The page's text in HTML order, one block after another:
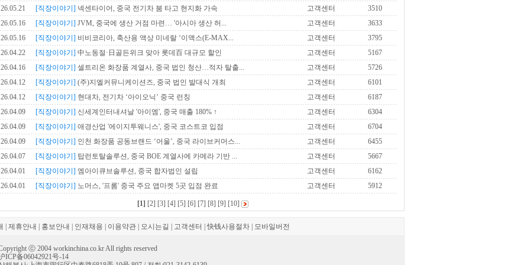
26.05.21 [직장이야기] 넥센타이어, 중국 전기차 붐 타고 현지화 가속 고객센터
3510
26.05.16
[직장이야기] JVM, 중국에 생산 거점 마련… '아시아 생산 허... 고객센터
3633
26.05.16
[직장이야기] 비비코리아, 축산용 액상 미네랄 ‘이맥스(E-MAX... 고객센터
3795
26.04.22
[직장이야기] 中노동절·日골든위크 맞아 롯데百 대규모 할인 고객센터
5167
26.04.16
[직장이야기] 셀트리온 화장품 계열사, 중국 법인 청산…적자 탈출... 고객센터
5726
26.04.12
[직장이야기] (주)지엘커뮤니케이션즈, 중국 법인 발대식 개최 고객센터
6101
26.04.12
[직장이야기] 현대차, 전기차 ‘아이오닉’ 중국 런칭 고객센터
6187
26.04.09
[직장이야기] 신세계인터내셔날 '아이엠', 중국 매출 180% ↑ 고객센터
6304
26.04.09
[직장이야기] 애경산업 '에이지투웨니스', 중국 코스트코 입점 고객센터
6704
26.04.09
[직장이야기] 인천 화장품 공동브랜드 ‘어울’, 중국 라이브커머스... 고객센터
6455
26.04.07
[직장이야기] 탑런토탈솔루션, 중국 BOE 계열사에 카메라 기반 ... 고객센터
5667
26.04.01
[직장이야기] 엠아이큐브솔루션, 중국 합자법인 설립 고객센터
6162
26.04.01
[직장이야기] 노머스, '프롬' 중국 주요 앱마켓 5곳 입점 완료 고객센터 5912
[1] [2] [3] [4] [5] [6] [7] [8] [9] [10]
제휴안내 홍보안내 인재채용 이용약관 오시는길 고객센터 |快钱사용절차 모바일버전
ⓒ 2004 workinchina.co.kr All rights reserved
ICP备06042921号-14